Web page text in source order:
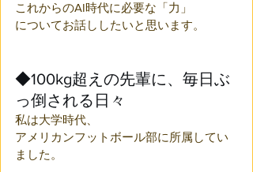
これからのAI時代に必要な「力」
についてお話ししたいと思います。
◆100kg超えの先輩に、毎日ぶ
っ倒される日々
私は大学時代、
アメリカンフットボール部に所属してい
ました。